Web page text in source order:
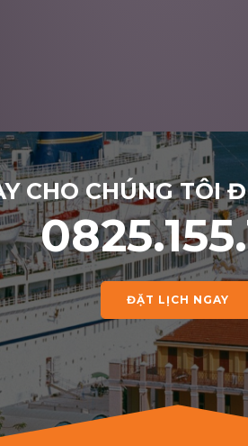
CHO CHÚNG TÔI
ĐẶT LỊCH NGAY